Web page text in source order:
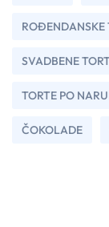
ROĐENDANSKE
SVADBENE
TORTE PO
ČOKOLADE